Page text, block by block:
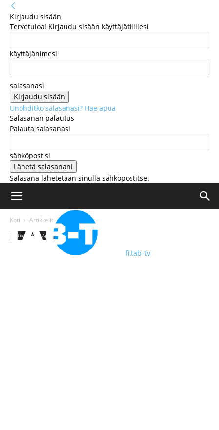
Kirjaudu sisään
Tervetuloa! Kirjaudu sisään käyttäjätilillesi
käyttäjänimesi
salasanasi
Unohditko salasanasi? Hae apua
Salasanan palautus
Palauta salasanasi
sähköpostisi
Salasana lähetetään sinulla sähköpostitse.
fi.tab-tv
Koti Artikkelit
Artikkelit Apple